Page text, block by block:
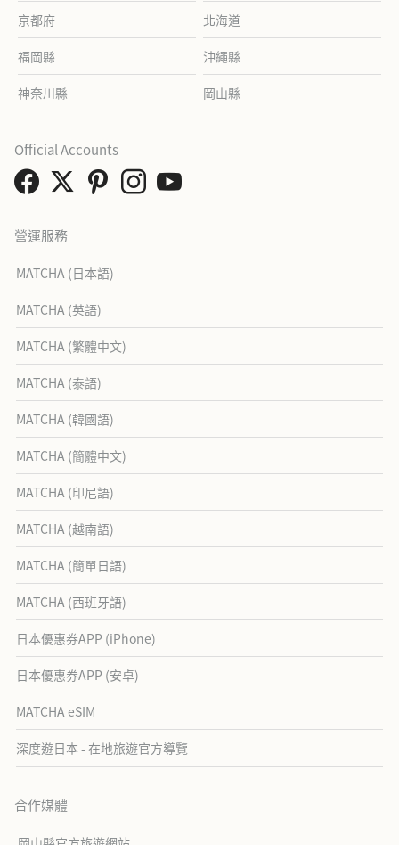
京都府 北海道
福岡縣 沖繩縣
神奈川縣 岡山縣
營運服務
MATCHA (日本語)
MATCHA (英語)
MATCHA (繁體中文)
MATCHA (泰語)
MATCHA (韓國語)
MATCHA (簡體中文)
MATCHA (印尼語)
MATCHA (越南語)
MATCHA (簡單日語)
MATCHA (西班牙語)
日本優惠券APP (iPhone)
日本優惠券APP (安卓)
MATCHA eSIM
深度遊日本 - 在地旅遊官方導覽
合作媒體
Official Accounts